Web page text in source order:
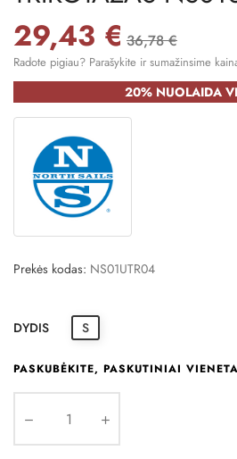
29,43 € 36,78 €
Radote pigiau? Parašykite ir sumažinsime
20% NUOLAIDA
Prekės kodas: NS01UTR04
DYDIS S
PASKUBĖKITE, PASKUTINIAI